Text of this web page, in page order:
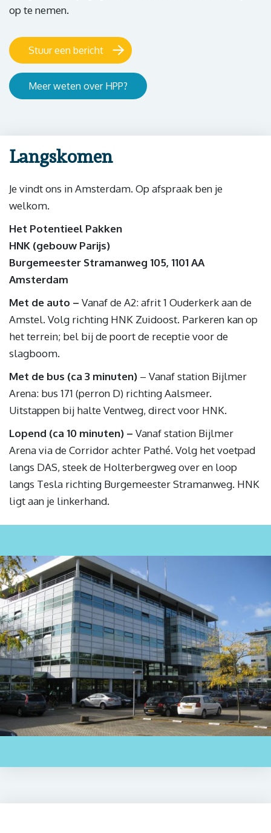
op te nemen.
Stuur een bericht
Meer weten over HPP?
Langskomen
Je vindt ons in Amsterdam. Op afspraak ben je
welkom.
Het Potentieel Pakken
HNK (gebouw Parijs)
Burgemeester Stramanweg 105, 1101 AA
Amsterdam
Met de auto – Vanaf de A2: afrit 1 Ouderkerk aan de
Amstel. Volg richting HNK Zuidoost. Parkeren kan op
het terrein; bel bij de poort de receptie voor de
slagboom.
Met de bus (ca 3 minuten) – Vanaf station Bijlmer
Arena: bus 171 (perron D) richting Aalsmeer.
Uitstappen bij halte Ventweg, direct voor HNK.
Lopend (ca 10 minuten) – Vanaf station Bijlmer
Arena via de Corridor achter Pathé. Volg het voetpad
langs DAS, steek de Holterbergweg over en loop
langs Tesla richting Burgemeester Stramanweg. HNK
ligt aan je linkerhand.